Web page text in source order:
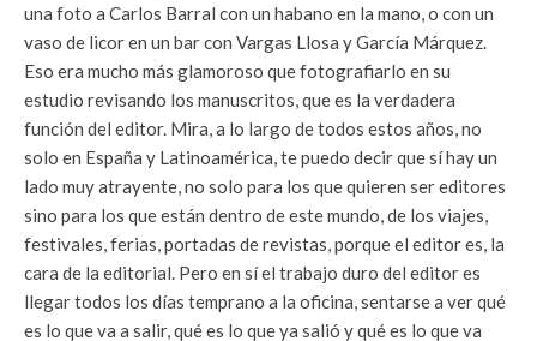
una foto a Carlos Barral con un habano en la mano, o con un
vaso de licor en un bar con Vargas Llosa y García Márquez.
Eso era mucho más glamoroso que fotografiarlo en su
estudio revisando los manuscritos, que es la verdadera
función del editor. Mira, a lo largo de todos estos años, no
solo en España y Latinoamérica, te puedo decir que sí hay un
lado muy atrayente, no solo para los que quieren ser editores
sino para los que están dentro de este mundo, de los viajes,
festivales, ferias, portadas de revistas, porque el editor es, la
cara de la editorial. Pero en sí el trabajo duro del editor es
llegar todos los días temprano a la oficina, sentarse a ver qué
es lo que va a salir, qué es lo que ya salió y qué es lo que va